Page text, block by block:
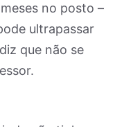
no posto –
ultrapassar
que não se